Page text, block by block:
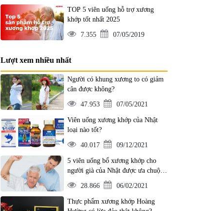
TOP 5 viên uống hỗ trợ xương
khớp tốt nhất 2025
7.355 07/05/2019
Lượt xem nhiều nhất
Người có khung xương to có giảm
cân được không?
47.953 07/05/2021
Viên uống xương khớp của Nhật
loại nào tốt?
40.017 09/12/2021
5 viên uống bổ xương khớp cho
người già của Nhật được ưa chuộng
nhất hiện nay
28.866 06/02/2021
Thực phẩm xương khớp Hoàng